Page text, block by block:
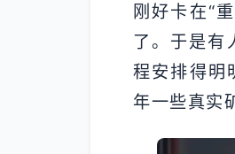
刚好卡在“
了。于是有
程安排得明
年一些真实